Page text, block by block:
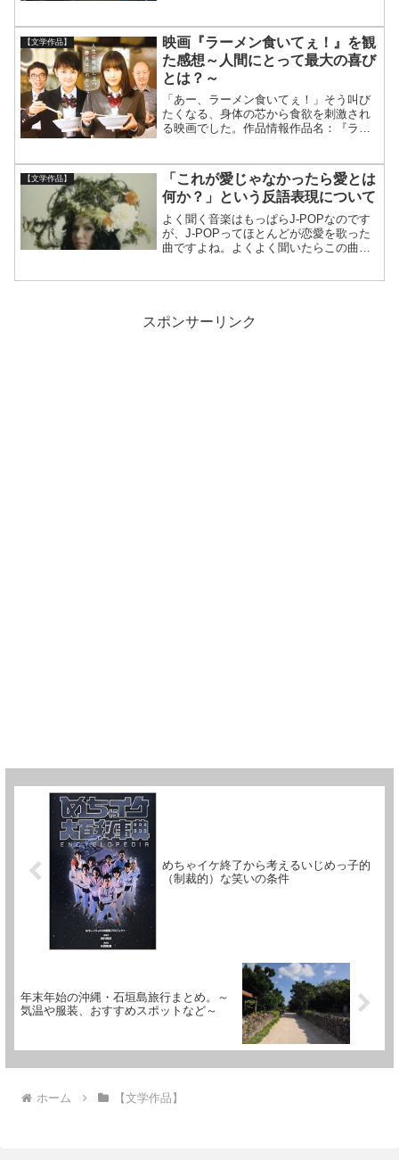
【文学作品】
映画『ラーメン食いてぇ！』を観
た感想～人間にとって最大の喜び
とは？～
「あー、ラーメン食いてぇ！」そう叫び
たくなる、身体の芯から食欲を刺激され
る映画でした。作品情報作品名：『ラー
演 ：葵わかな・片桐仁・石橋蓮司 他原
作 ：WEB漫画...
【文学作品】
「これが愛じゃなかったら愛とは
何か？」という反語表現について
よく聞く音楽はもっぱらJ-POPなのです
が、J-POPってほとんどが恋愛を歌った
曲ですよね。よくよく聞いたらこの曲も
スポンサーリンク
めちゃイケ終了から考えるいじめっ子的
（制裁的）な笑いの条件
年末年始の沖縄・石垣島旅行まとめ。～
気温や服装、おすすめスポットなど～
ホーム 【文学作品】